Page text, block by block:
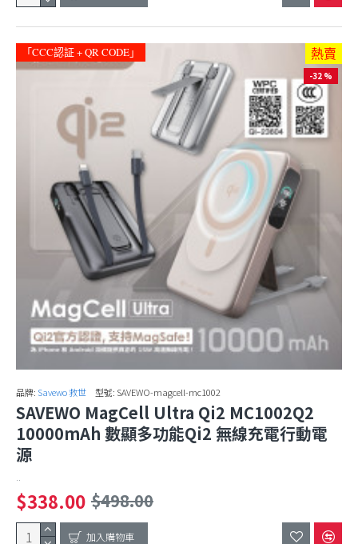
熱賣
「CCC認証 + QR CODE」
-32 %
品牌: Savewo 救世 型號: SAVEWO-magcell-mc1002
SAVEWO MagCell Ultra Qi2 MC1002Q2
10000mAh 數顯多功能Qi2 無線充電行動電
源
..
$338.00 $498.00
加入購物車